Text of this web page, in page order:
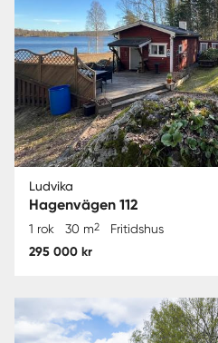
Ludvika
Hagenvägen 112
1 rok 30 m2 Fritidshus
295 000 kr